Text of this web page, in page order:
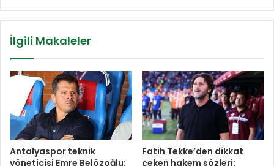
İlgili Makaleler
Antalyaspor teknik
yöneticisi Emre Belözoğlu:
Fatih Tekke’den dikkat
çeken hakem sözleri: